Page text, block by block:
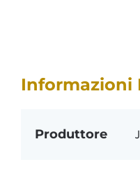
Informazioni
Produttore